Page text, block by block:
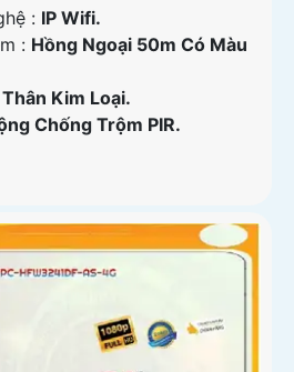
: IP Wifi.
: Hồng Ngoại 50m Có Màu
Thân Kim Loại.
Chống Trộm PIR.